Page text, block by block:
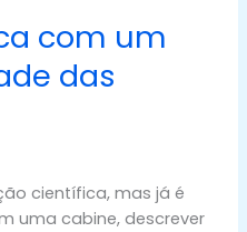
com um
das
científica, mas já é
uma cabine, descrever